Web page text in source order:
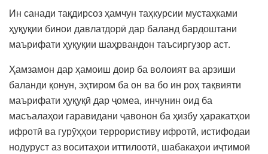
Ин санади тақдирсоз ҳамчун таҳкурсии мустаҳками
ҳуқуқии бинои давлатдорӣ дар баланд бардоштани
маърифати ҳуқуқии шаҳрвандон таъсиргузор аст.
Ҳамзамон дар ҳамоиш доир ба волоият ва арзиши
баланди қонун, эҳтиром ба он ва бо ин роҳ тақвияти
маърифати ҳуқуқӣ дар ҷомеа, инчунин оид ба
масъалаҳои гаравидани ҷавонон ба ҳизбу ҳаракатҳои
ифротӣ ва гурӯҳҳои террористиву ифротӣ, истифодаи
нодуруст аз воситаҳои иттилоотӣ, шабакаҳои иҷтимоӣ